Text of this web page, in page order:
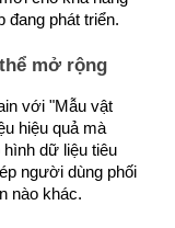
đặn
đang phát triển.
mở rộng
với "Mẫu vật
hiệu quả mà
hình dữ liệu tiêu
người dùng phối
nào khác.